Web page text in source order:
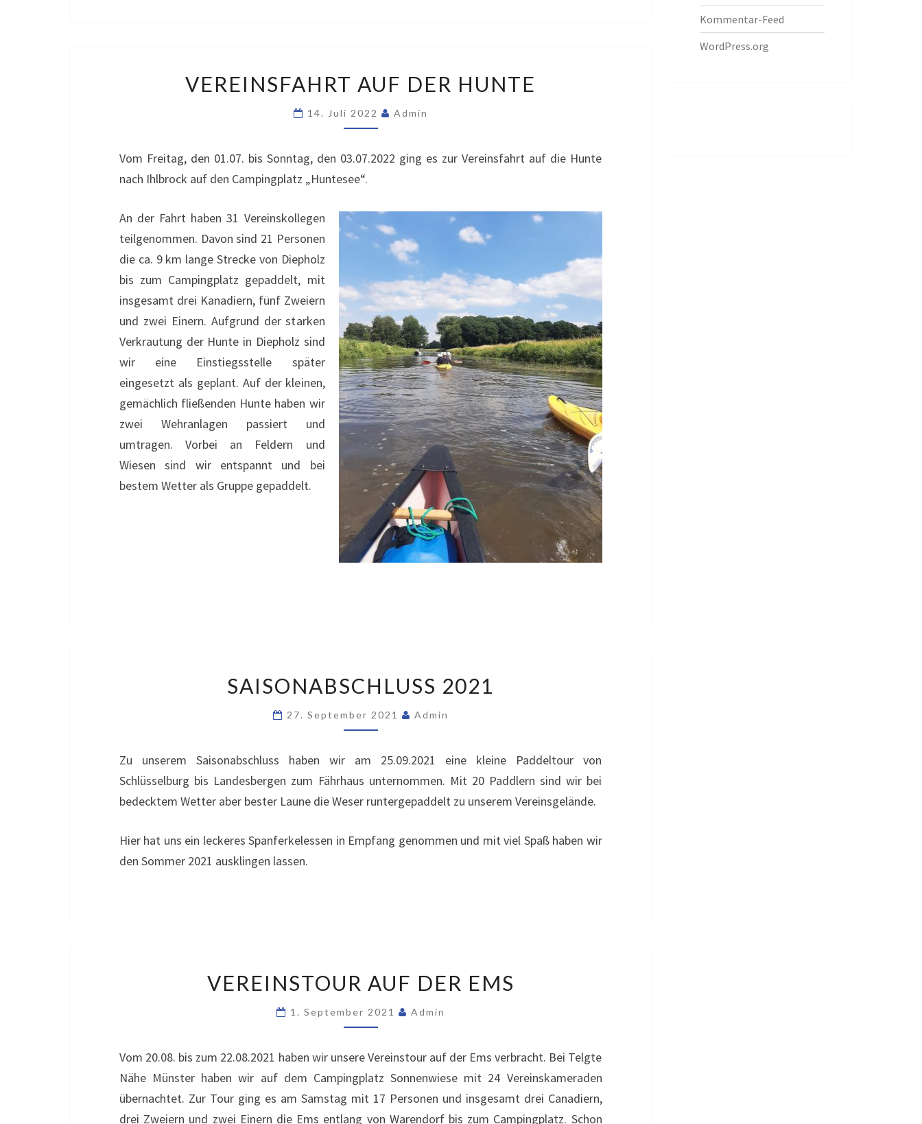
AUF
HUNTE
VEREINSFAHRT AUF DER HUNTE
14. Juli 2022 Admin
Vom Freitag, den 01.07. bis Sonntag, den 03.07.2022 ging es zur Vereinsfahrt auf die Hunte
nach Ihlbrock auf den Campingplatz „Huntesee“.
An der Fahrt haben 31 Vereinskollegen
teilgenommen. Davon sind 21 Personen
die ca. 9 km lange Strecke von Diepholz
bis zum Campingplatz gepaddelt, mit
insgesamt drei Kanadiern, fünf Zweiern
und zwei Einern. Aufgrund der starken
Verkrautung der Hunte in Diepholz sind
wir eine Einstiegsstelle später
eingesetzt als geplant. Auf der kleinen,
gemächlich fließenden Hunte haben wir
zwei Wehranlagen passiert und
umtragen. Vorbei an Feldern und
Wiesen sind wir entspannt und bei
bestem Wetter als Gruppe gepaddelt.
2021
SAISONABSCHLUSS 2021
27. September 2021 Admin
Zu unserem Saisonabschluss haben wir am 25.09.2021 eine kleine Paddeltour von
Schlüsselburg bis Landesbergen zum Fährhaus unternommen. Mit 20 Paddlern sind wir bei
bedecktem Wetter aber bester Laune die Weser runtergepaddelt zu unserem Vereinsgelände.
Hier hat uns ein leckeres Spanferkelessen in Empfang genommen und mit viel Spaß haben wir
den Sommer 2021 ausklingen lassen.
AUF
EMS
VEREINSTOUR AUF DER EMS
1. September 2021 Admin
Vom 20.08. bis zum 22.08.2021 haben wir unsere Vereinstour auf der Ems verbracht. Bei Telgte
Nähe Münster haben wir auf dem Campingplatz Sonnenwiese mit 24 Vereinskameraden
übernachtet. Zur Tour ging es am Samstag mit 17 Personen und insgesamt drei Canadiern,
drei Zweiern und zwei Einern die Ems entlang von Warendorf bis zum Campingplatz. Schon
Kommentar-Feed
WordPress.org